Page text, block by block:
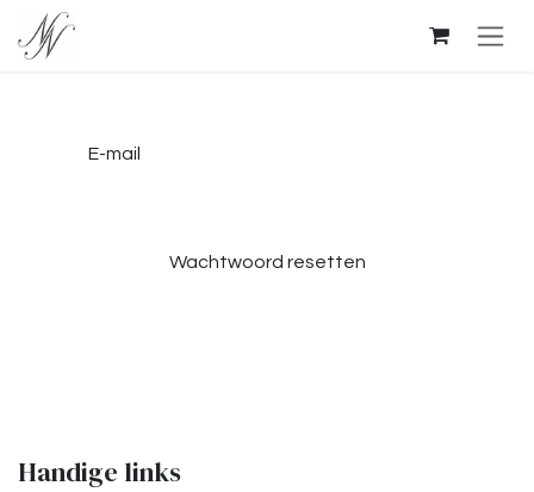
Overslaan naar inhoud
E-mail
Wachtwoord resetten
Handige links